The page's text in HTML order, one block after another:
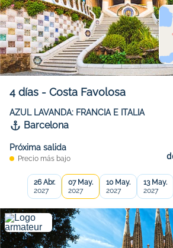
4 días - Costa Favolosa
AZUL LAVANDA: FRANCIA E ITALIA
Barcelona
Próxima salida
Precio más bajo
26 Abr.
2027
07 May.
2027
10 May.
2027
13 May.
2027